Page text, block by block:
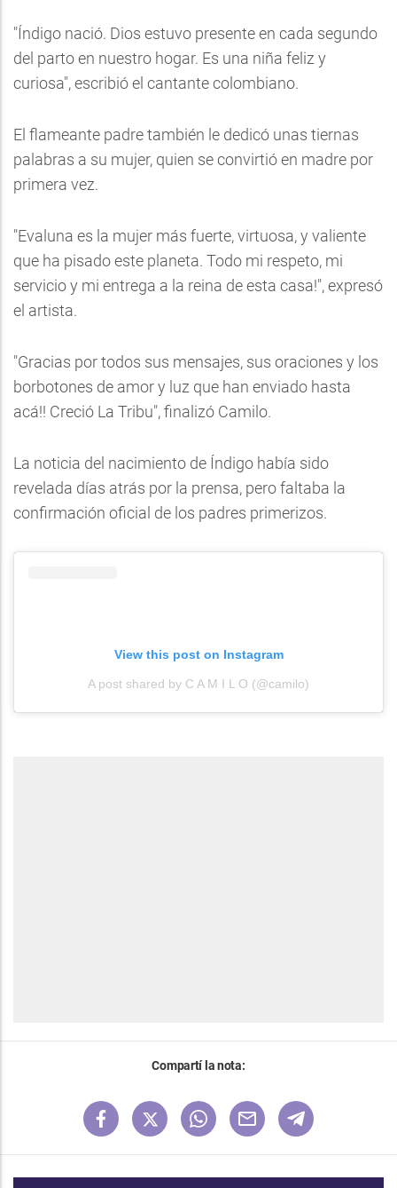
"Índigo nació. Dios estuvo presente en cada segundo
del parto en nuestro hogar. Es una niña feliz y
curiosa", escribió el cantante colombiano.
El flameante padre también le dedicó unas tiernas
palabras a su mujer, quien se convirtió en madre por
primera vez.
"Evaluna es la mujer más fuerte, virtuosa, y valiente
que ha pisado este planeta. Todo mi respeto, mi
servicio y mi entrega a la reina de esta casa!", expresó
el artista.
"Gracias por todos sus mensajes, sus oraciones y los
borbotones de amor y luz que han enviado hasta
acá!! Creció La Tribu", finalizó Camilo.
La noticia del nacimiento de Índigo había sido
revelada días atrás por la prensa, pero faltaba la
confirmación oficial de los padres primerizos.
View this post on Instagram
A post shared by C A M I L O (@camilo)
Compartí la nota: